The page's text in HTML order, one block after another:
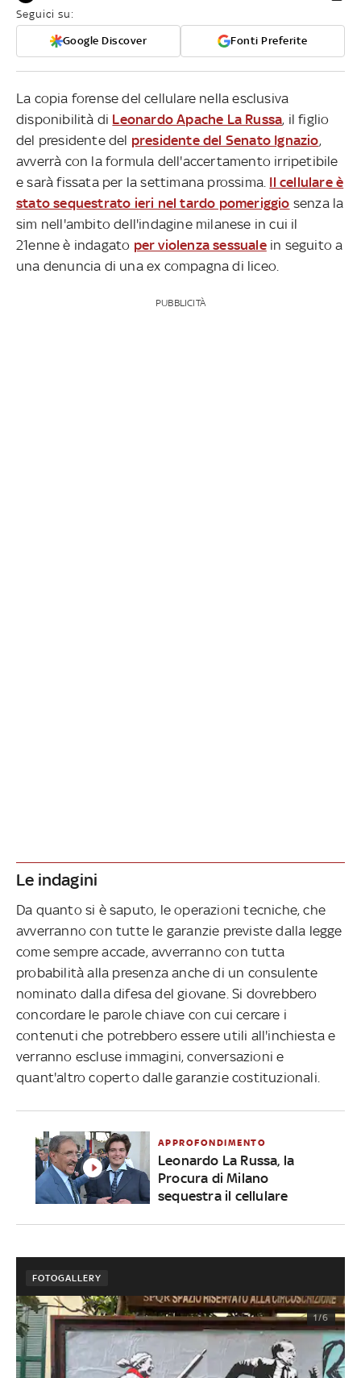
Seguici su:
Google Discover Fonti Preferite
La copia forense del cellulare nella esclusiva
disponibilità di Leonardo Apache La Russa, il figlio
del presidente del presidente del Senato Ignazio,
avverrà con la formula dell'accertamento irripetibile
e sarà fissata per la settimana prossima. Il cellulare è
stato sequestrato ieri nel tardo pomeriggio senza la
sim nell'ambito dell'indagine milanese in cui il
21enne è indagato per violenza sessualein seguito a
una denuncia di una ex compagna di liceo.
PUBBLICITÀ
Le indagini
Da quanto si è saputo, le operazioni tecniche, che
avverranno con tutte le garanzie previste dalla legge
come sempre accade, avverranno con tutta
probabilità alla presenza anche di un consulente
nominato dalla difesa del giovane. Si dovrebbero
concordare le parole chiave con cui cercare i
contenuti che potrebbero essere utili all'inchiesta e
verranno escluse immagini, conversazioni e
quant'altro coperto dalle garanzie costituzionali.
APPROFONDIMENTO
Leonardo La Russa, la
Procura di Milano
sequestra il cellulare
FOTOGALLERY
1/6